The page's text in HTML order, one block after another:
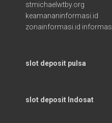
stmichaelwtby.org
keamananinformasi.id
zonainformasi.id
slot deposit pulsa
slot deposit Indosat